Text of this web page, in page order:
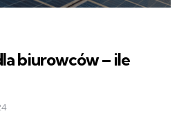
biurowców – ile